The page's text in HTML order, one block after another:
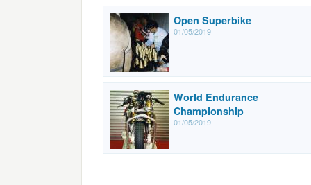
Open Superbike
01/05/2019
World Endurance
Championship
01/05/2019